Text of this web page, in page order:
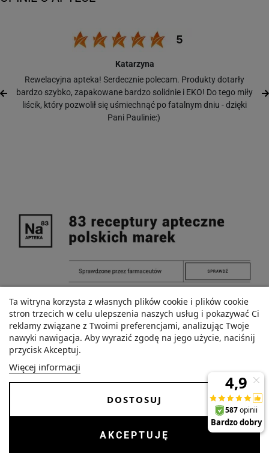
Katarzyna
Rewelacyjna apteka! Serdecznie polecam. Produkty dotarły
bardzo szybko, zapakowane bardzo solidnie i EKO! Do tego miły
liścik, który pozwolił się uśmiechnąć po fatalnym dniu - dzięki
Pani Paulinie:)
MINERAŁY LEKI NA TRAWIENIE
Ta witryna korzysta z własnych plików cookie i plików cookie
stron trzecich w celu ulepszenia naszych usług i pokazywać Ci
reklamy związane z Twoimi preferencjami, analizując Twoje
nawyki nawigacja. Aby wyrazić zgodę na jego użycie, naciśnij
przycisk Akceptuj.
Więcej informacji
DOSTOSUJ
AKCEPTUJĘ